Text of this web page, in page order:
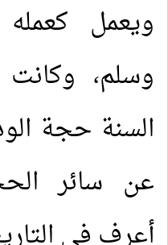
ويعمل
وسلم،
السنة حجة
عن سائر